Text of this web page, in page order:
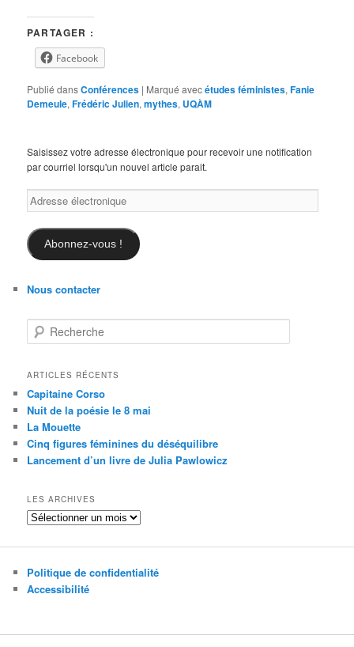
PARTAGER :
Facebook
Publié dansConférences | Marqué avecétudes féministes,Fanie
Demeule,Frédéric Julien,mythes, UQÀM
Saisissez votre adresse électronique pour recevoir une notification
par courriel lorsqu'un nouvel article parait.
Adresse
électronique
Abonnez-vous !
Nous contacter
e
h
r
c
h
e
ARTICLES RÉCENTS
Capitaine Corso
Nuit de la poésie le 8 mai
La Mouette
Cinq figures féminines du déséquilibre
Lancement d’un livre de Julia Pawlowicz
LES ARCHIVES
Les
Politique de confidentialité
Accessibilité